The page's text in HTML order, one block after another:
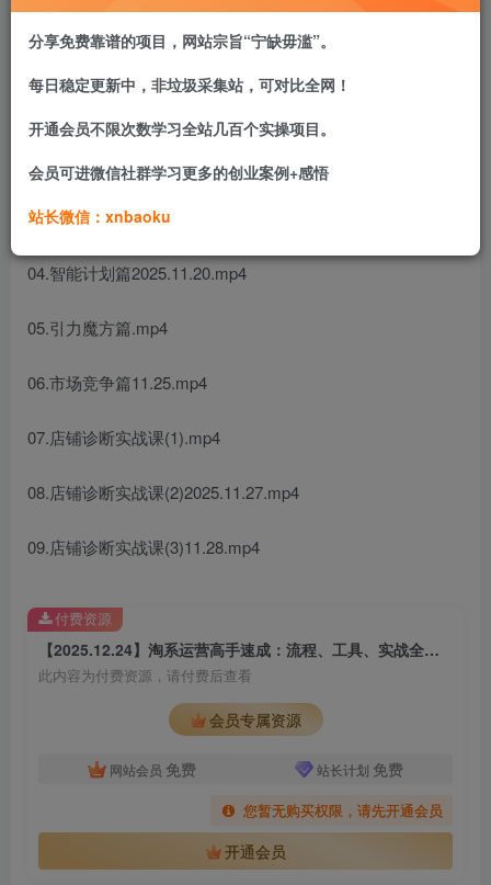
课程目录
02.运营流程篇2025.11.18.mp4
03.标准计划篇.mp4
04.智能计划篇2025.11.20.mp4
05.引力魔方篇.mp4
06.市场竞争篇11.25.mp4
07.店铺诊断实战课(1).mp4
08.店铺诊断实战课(2)2025.11.27.mp4
09.店铺诊断实战课(3)11.28.mp4
【2025.12.24】淘系运营高手速成：流程、工具、实战全解析，构建高盈利店铺模型
此内容为付费资源，请付费后查看
会员专属资源
网站会员 免费 站长计划 免费
您暂无购买权限，请先开通会员
开通会员
付费资源
分享免费靠谱的项目，网站宗旨“宁缺毋滥”。
每日稳定更新中，非垃圾采集站，可对比全网！
开通会员不限次数学习全站几百个实操项目。
会员可进微信社群学习更多的创业案例+感悟
站长微信：xnbaoku